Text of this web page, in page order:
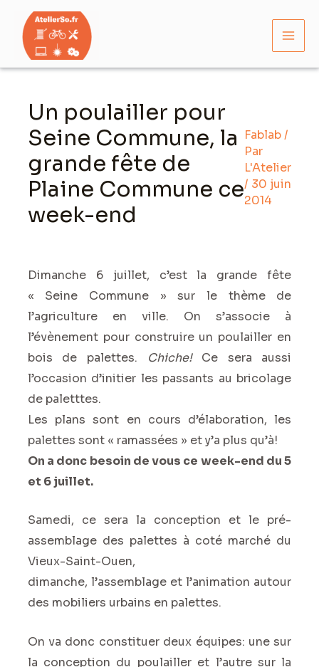
contenu
Un poulailler pour
Seine Commune, la
grande fête de
Plaine Commune ce
week-end
Fablab/
Par
L'Atelier
/ 30 juin
2014
Dimanche 6 juillet, c’est la grande fête
« Seine Commune » sur le thème de
l’agriculture en ville. On s’associe à
l’évènement pour construire un poulailler en
bois de palettes.
Chiche!Ce sera aussi
l’occasion d’initier les passants au bricolage
de paletttes.
Les plans sont en cours d’élaboration, les
palettes sont « ramassées » et y’a plus qu’à!
On a donc besoin de vous ce week-end du 5
et 6 juillet.
Samedi, ce sera la conception et le pré-
assemblage des palettes à coté marché du
Vieux-Saint-Ouen,
dimanche, l’assemblage et l’animation autour
des mobiliers urbains en palettes.
On va donc constituer deux équipes: une sur
la conception du poulailler et l’autre sur la
Navigation
articles